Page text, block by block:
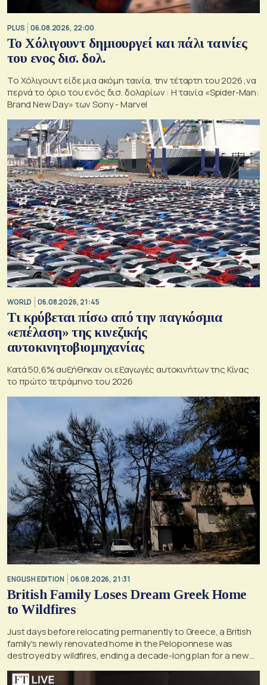
PLUS 06.08.2026, 22:00
Το Χόλιγουντ δημιουργεί και πάλι ταινίες
του ενος δισ. δολ.
Το Χόλιγουντ είδε μια ακόμη ταινία, την τέταρτη του 2026 ,να
περνά το όριο του ενός δισ. δολαρίων : H ταινία «Spider-Man:
Brand New Day» των Sony - Marvel
WORLD 06.08.2026, 21:45
Τι κρύβεται πίσω από την παγκόσμια
«επέλαση» της κινεζικής
αυτοκινητοβιομηχανίας
Κατά 50,6% αυξήθηκαν οι εξαγωγές αυτοκινήτων της Κίνας
το πρώτο τετράμηνο του 2026
ENGLISH EDITION 06.08.2026, 21:31
British Family Loses Dream Greek Home
to Wildfires
Just days before relocating permanently to Greece, a British
family's newly renovated home in the Peloponnese was
destroyed by wildfires, ending a decade-long plan for a new
life, according to a report by the UK's Mirror